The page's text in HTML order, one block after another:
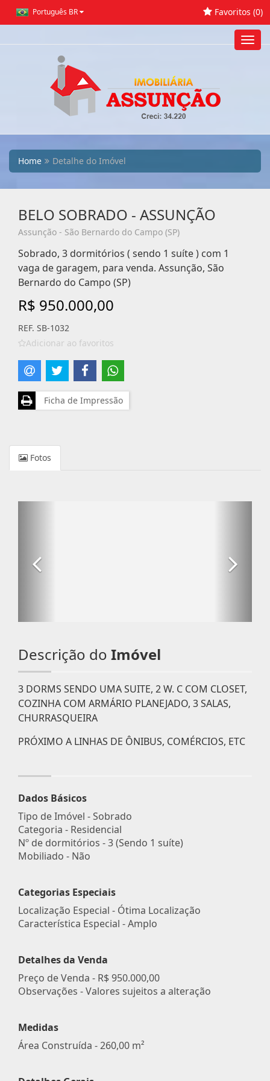
Português BR Favoritos (0)
Home Detalhe do Imóvel
BELO SOBRADO - ASSUNÇÃO
Assunção - São Bernardo do Campo (SP)
Sobrado, 3 dormitórios ( sendo 1 suíte ) com 1
vaga de garagem, para venda. Assunção, São
Bernardo do Campo (SP)
R$ 950.000,00
REF. SB-1032
Adicionar ao favoritos
Ficha de Impressão
Fotos
Descrição do Imóvel
3 DORMS SENDO UMA SUITE, 2 W. C COM CLOSET,
COZINHA COM ARMÁRIO PLANEJADO, 3 SALAS,
CHURRASQUEIRA
PRÓXIMO A LINHAS DE ÔNIBUS, COMÉRCIOS, ETC
Dados Básicos
Tipo de Imóvel - Sobrado
Categoria - Residencial
Nº de dormitórios - 3 (Sendo 1 suíte)
Mobiliado - Não
Categorias Especiais
Localização Especial - Ótima Localização
Característica Especial - Amplo
Detalhes da Venda
Preço de Venda - R$ 950.000,00
Observações - Valores sujeitos a alteração
Medidas
Área Construída - 260,00 m²